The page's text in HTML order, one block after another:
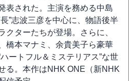
表された。主演を務める中島
”志波三彦を中心に、物語後半
クターたちが登場。さらに、
橋本マナミ、余貴美子ら豪華
ートフル＆ミステリアス”な世
る。本作はNHK ONE（新NHK